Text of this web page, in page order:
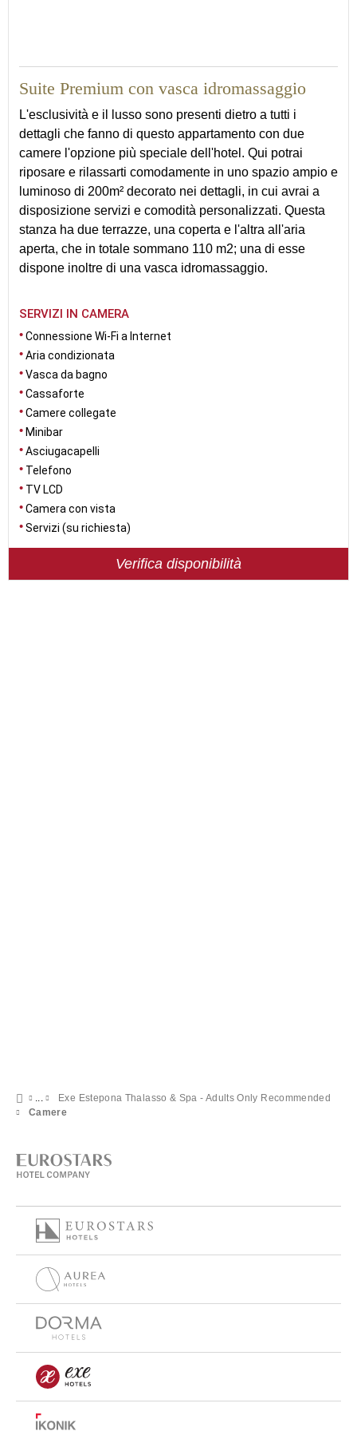
Suite Premium con vasca idromassaggio
L'esclusività e il lusso sono presenti dietro a tutti i
dettagli che fanno di questo appartamento con due
camere l'opzione più speciale dell'hotel. Qui potrai
riposare e rilassarti comodamente in uno spazio ampio e
luminoso di 200m² decorato nei dettagli, in cui avrai a
disposizione servizi e comodità personalizzati. Questa
stanza ha due terrazze, una coperta e l'altra all'aria
aperta, che in totale sommano 110 m2; una di esse
dispone inoltre di una vasca idromassaggio.
SERVIZI IN CAMERA
Connessione Wi-Fi a Internet
Aria condizionata
Vasca da bagno
Cassaforte
Camere collegate
Minibar
Asciugacapelli
Telefono
TV LCD
Camera con vista
Servizi (su richiesta)
Verifica disponibilità
Exe Estepona Thalasso & Spa - Adults Only Recommended
Camere